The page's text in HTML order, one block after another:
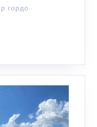
гордо